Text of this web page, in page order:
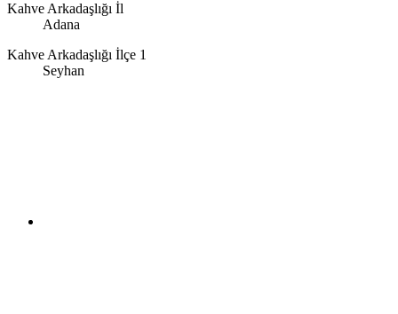
Kahve Arkadaşlığı İl
Adana
Kahve Arkadaşlığı İlçe 1
Seyhan